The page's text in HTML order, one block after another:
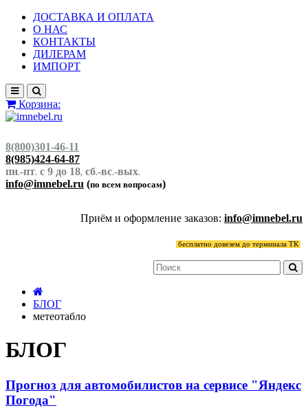
ДОСТАВКА И ОПЛАТА
О НАС
КОНТАКТЫ
ДИЛЕРАМ
ИМПОРТ
Корзина:
8(800)301-46-11
8(985)424-64-87
пн.-пт. с 9 до 18, сб.-вс.-вых.
info@imnebel.ru (по всем вопросам)
Приём и оформление заказов: info@imnebel.ru
бесплатно довезем до терминала ТК
БЛОГ
метеотабло
БЛОГ
Прогноз для автомобилистов на сервисе "Яндекс
Погода"